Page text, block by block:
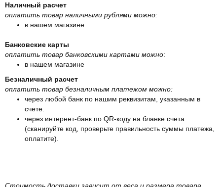
Наличный расчет
оплатить товар наличными рублями можно:
в нашем магазине
Банковские карты
оплатить товар банковскими картами можно:
в нашем магазине
Безналичный расчет
оплатить товар безналичным платежом можно:
через любой банк по нашим реквизитам, указанным в
счете.
через интернет-банк по QR-коду на бланке счета
(сканируйте код, проверьте правильность суммы платежа,
оплатите).
Стоимость доставки зависит от веса и размера товара.